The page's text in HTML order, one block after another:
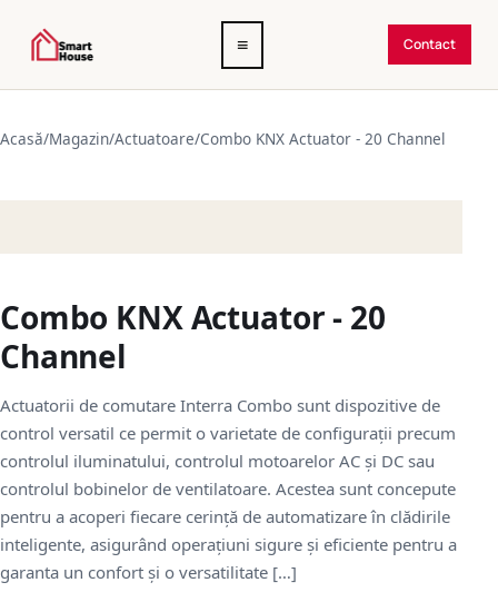
Deschide
meniul
≡ Contact
Acasă/Magazin/Actuatoare/Combo KNX Actuator - 20 Channel
Combo KNX Actuator - 20
Channel
Actuatorii de comutare Interra Combo sunt dispozitive de
control versatil ce permit o varietate de configurații precum
controlul iluminatului, controlul motoarelor AC și DC sau
controlul bobinelor de ventilatoare. Acestea sunt concepute
pentru a acoperi fiecare cerință de automatizare în clădirile
inteligente, asigurând operațiuni sigure și eficiente pentru a
garanta un confort și o versatilitate […]